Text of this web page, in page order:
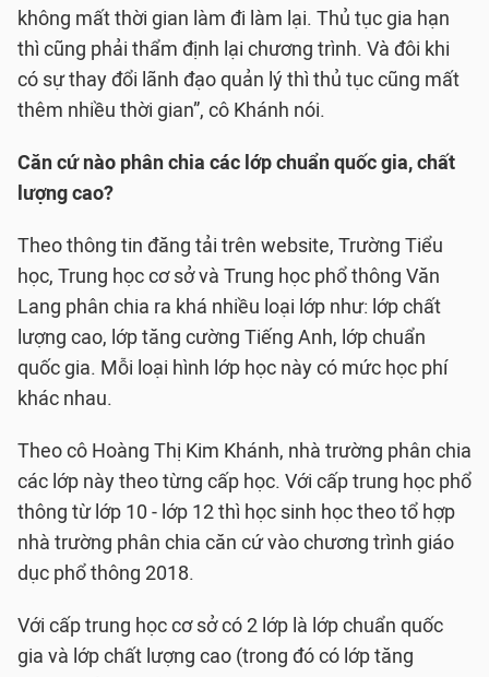
không mất thời gian làm đi làm lại. Thủ tục gia hạn
thì cũng phải thẩm định lại chương trình. Và đôi khi
có sự thay đổi lãnh đạo quản lý thì thủ tục cũng mất
thêm nhiều thời gian”, cô Khánh nói.
Căn cứ nào phân chia các lớp chuẩn quốc gia, chất
lượng cao?
Theo thông tin đăng tải trên website, Trường Tiểu
học, Trung học cơ sở và Trung học phổ thông Văn
Lang phân chia ra khá nhiều loại lớp như: lớp chất
lượng cao, lớp tăng cường Tiếng Anh, lớp chuẩn
quốc gia. Mỗi loại hình lớp học này có mức học phí
khác nhau.
Theo cô Hoàng Thị Kim Khánh, nhà trường phân chia
các lớp này theo từng cấp học. Với cấp trung học phổ
thông từ lớp 10 - lớp 12 thì học sinh học theo tổ hợp
nhà trường phân chia căn cứ vào chương trình giáo
dục phổ thông 2018.
Với cấp trung học cơ sở có 2 lớp là lớp chuẩn quốc
gia và lớp chất lượng cao (trong đó có lớp tăng